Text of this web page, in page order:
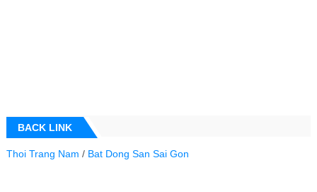
BACK LINK
Thoi Trang Nam / Bat Dong San Sai Gon